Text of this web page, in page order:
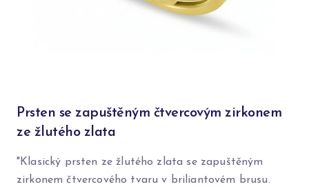
Prsten se zapuštěným čtvercovým zirkonem
ze žlutého zlata
"Klasický prsten ze žlutého zlata se zapuštěným
zirkonem čtvercového tvaru v briliantovém brusu.